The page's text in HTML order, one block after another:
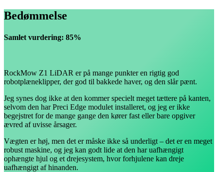
Bedømmelse
Samlet vurdering: 85%
RockMow Z1 LiDAR er på mange punkter en rigtig god
robotplæneklipper, der god til bakkede haver, og den slår pænt.
Jeg synes dog ikke at den kommer specielt meget tættere på kanten,
selvom den har Preci Edge modulet installeret, og jeg er ikke
begejstret for de mange gange den kører fast eller bare opgiver
ævred af uvisse årsager.
Vægten er høj, men det er måske ikke så underligt – det er en meget
robust maskine, og jeg kan godt lide at den har uafhængigt
ophængte hjul og et drejesystem, hvor forhjulene kan dreje
uafhængigt af hinanden.